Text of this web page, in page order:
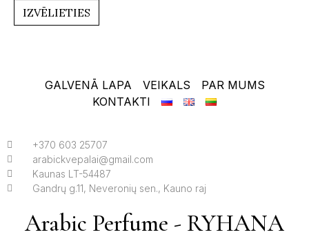
IZVĒLIETIES
GALVENĀ LAPA VEIKALS
PAR MUMS
KONTAKTI
+370 603 25707
arabickvepalai@gmail.com
Kaunas LT-54487
Gandrų g.11, Neveronių sen., Kauno raj
Arabic Perfume - RYHANA